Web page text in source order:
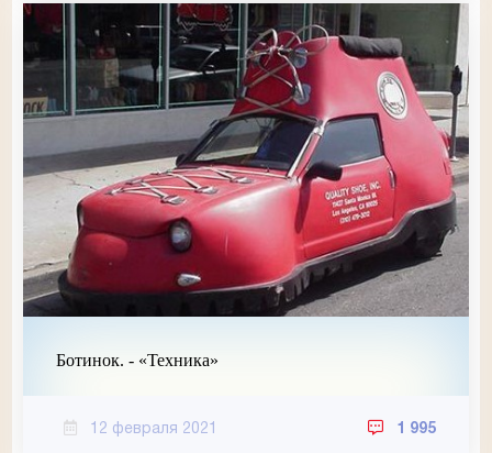
Ботинок. - «Техника»
12 февраля 2021 1 995